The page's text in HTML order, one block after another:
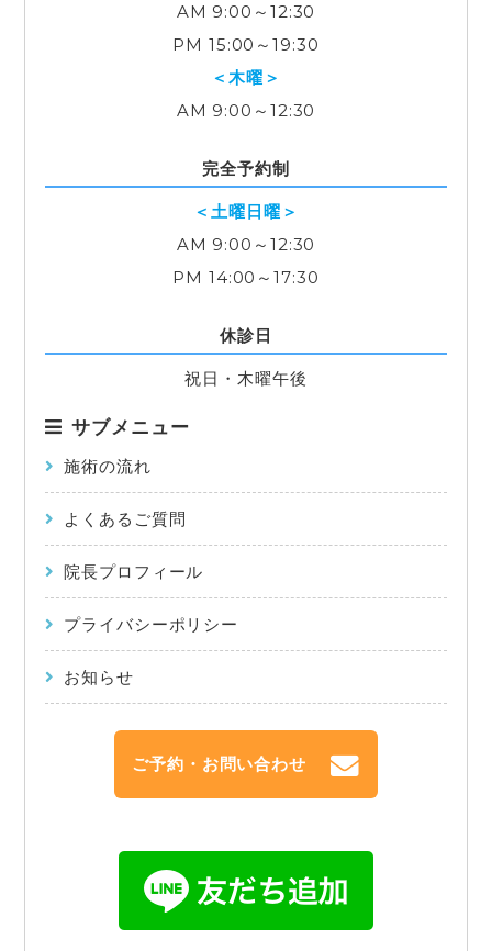
AM 9:00～12:30
PM 15:00～19:30
＜木曜＞
AM 9:00～12:30
完全予約制
＜土曜日曜＞
AM 9:00～12:30
PM 14:00～17:30
休診日
祝日・木曜午後
サブメニュー
施術の流れ
よくあるご質問
院長プロフィール
プライバシーポリシー
お知らせ
ご予約・お問い合わせ